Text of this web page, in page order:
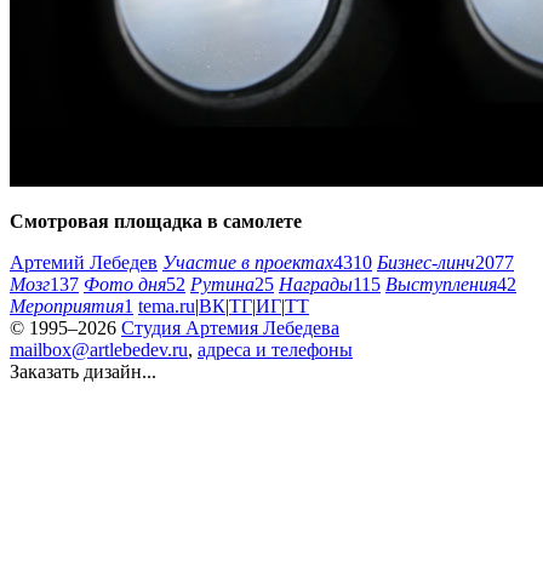
Смотровая площадка в самолете
Артемий Лебедев Участие в проектах4310 Бизнес-линч2077
Мозг137 Фото дня52 Рутина25 Награды115 Выступления42
Мероприятия1 tema.ru|ВК|ТГ|ИГ|ТТ
© 1995–2026 Студия Артемия Лебедева
mailbox@artlebedev.ru, адреса и телефоны
Заказать дизайн...